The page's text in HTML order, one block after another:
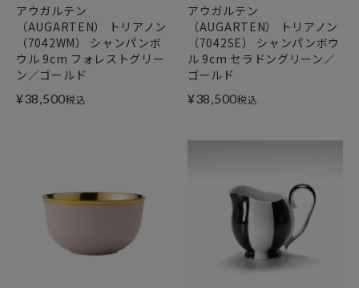
アウガルテン
（AUGARTEN） トリアノン
（7042WM） シャンパンボ
ウル 9cm フォレストグリー
ン／ゴールド
¥38,500税込
アウガルテン
（AUGARTEN） トリアノン
（7042SE） シャンパンボウ
ル 9cm セラドングリーン／
ゴールド
¥38,500税込